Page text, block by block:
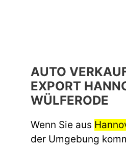
AUTO
EXPORT
WÜLFERODE
Wenn Sie aus
der Umgebung